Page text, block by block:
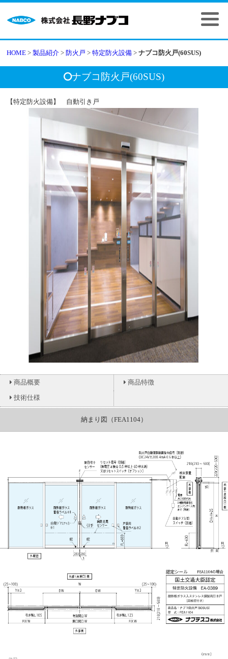
HOME >製品紹介 > 防火戸 >特定防火設備 >ナブコ防火戸(60SUS)
ナブコ防火戸(60SUS)
【特定防火設備】 自動引き戸
商品概要 商品特徴
技術仕様
基本納まり
納まり図（FEA1104）